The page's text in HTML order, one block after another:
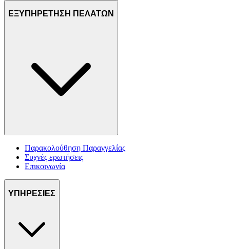
ΕΞΥΠΗΡΕΤΗΣΗ ΠΕΛΑΤΩΝ
Παρακολούθηση Παραγγελίας
Συχνές ερωτήσεις
Επικοινωνία
ΥΠΗΡΕΣΙΕΣ